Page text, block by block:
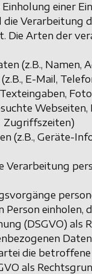
einer
Verarbeitung
Die Arten der
(z.B., Namen,
E-Mail,
Webseiten,
Zugriffszeiten)
(z.B., Geräte-
Verarbeitung
einholen,
(DSGVO) als
die
als